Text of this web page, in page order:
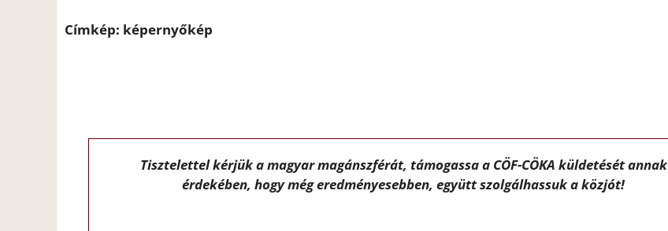
Címkép: képernyőkép
Tisztelettel kérjük a magyar magánszférát, támogassa a CÖF-CÖKA küldetését annak
érdekében, hogy még eredményesebben, együtt szolgálhassuk a közjót!